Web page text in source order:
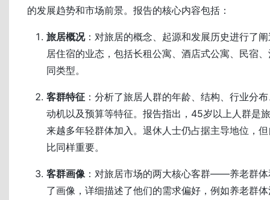
的发展趋势和市场前景。报告的核心内容包括：
旅居概况：对旅居的概念、起源和发展历史进行了
居住宿的业态，包括长租公寓、酒店式公寓、民宿
同类型。
客群特征 ：分析了旅居人群的年龄、结构、行业分
动机以及预算等特征。报告指出，45岁以上人群是
来越多年轻群体加入。退休人士仍占据主导地位，
比同样重要。
客群画像 ：对旅居市场的两大核心客群——养老群
了画像，详细描述了他们的需求偏好，例如养老群